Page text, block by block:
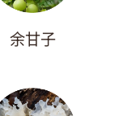
余甘子